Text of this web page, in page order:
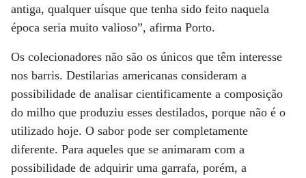
antiga, qualquer uísque que tenha sido feito naquela
época seria muito valioso”, afirma Porto.
Os colecionadores não são os únicos que têm interesse
nos barris. Destilarias americanas consideram a
possibilidade de analisar cientificamente a composição
do milho que produziu esses destilados, porque não é o
utilizado hoje. O sabor pode ser completamente
diferente. Para aqueles que se animaram com a
possibilidade de adquirir uma garrafa, porém, a